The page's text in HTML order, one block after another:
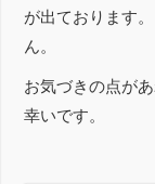
が出ております
ん。
お気づきの点があ
幸いです。